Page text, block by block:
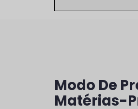
Modo De
Matérias-